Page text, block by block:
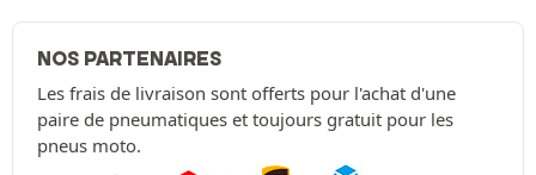
NOS PARTENAIRES
Les frais de livraison sont offerts pour l'achat d'une
paire de pneumatiques et toujours gratuit pour les
pneus moto.